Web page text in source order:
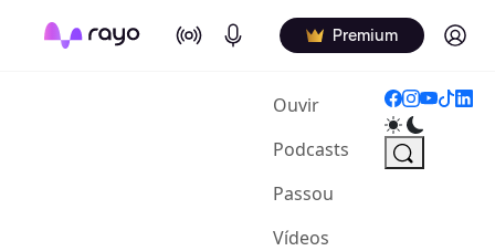
On Air Podcasts Premium Log in
Ouvir(current)
Podcasts
Passou
Vídeos